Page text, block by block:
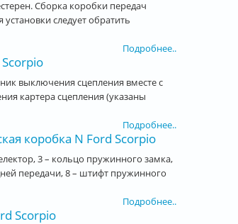
Сборка коробки передач
следует обратить
Подробнее..
выключения сцепления вместе с
картера сцепления (указаны
Подробнее..
коробка N Ford Scorpio
3 – кольцо пружинного замка,
передачи, 8 – штифт пружинного
Подробнее..
Scorpio